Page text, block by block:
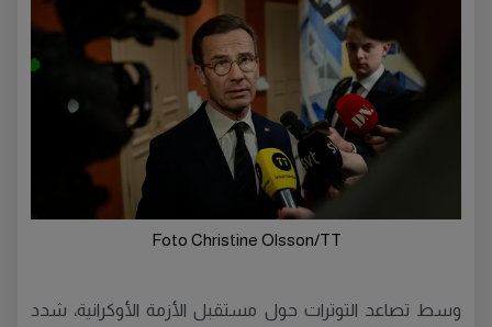
Foto Christine Olsson/TT
وسط تصاعد التوترات حول مستقبل الأزمة الأوكرانية، شدد